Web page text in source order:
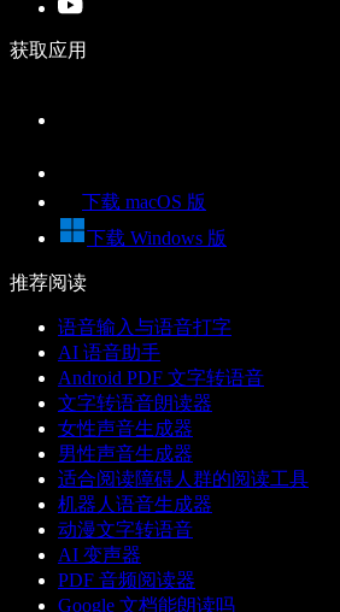
获取应用
下载 macOS 版
下载 Windows 版
推荐阅读
语音输入与语音打字
AI 语音助手
Android PDF 文字转语音
文字转语音朗读器
女性声音生成器
男性声音生成器
适合阅读障碍人群的阅读工具
机器人语音生成器
动漫文字转语音
AI 变声器
PDF 音频阅读器
Google 文档能朗读吗